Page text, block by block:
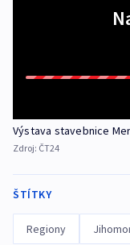
Výstava stavebnice
Zdroj: ČT24
ŠTÍTKY
Regiony